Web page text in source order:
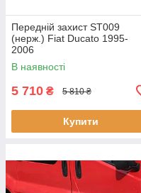
Передній захист ST009
(нерж.) Fiat Ducato 1995-
2006
В наявності
5 710 ₴ 5 810 ₴
Купити